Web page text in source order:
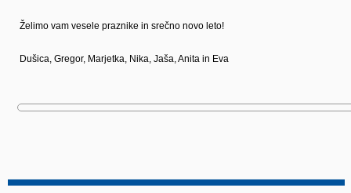
Želimo vam vesele praznike in srečno novo leto!
Dušica, Gregor, Marjetka, Nika, Jaša, Anita in Eva